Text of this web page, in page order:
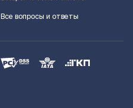
Все вопросы и ответы